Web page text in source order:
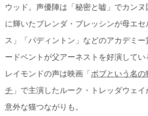
ウッド。声優陣は「秘密と嘘」でカン
に輝いたブレンダ・ブレッシンが母エセ
ス」「パディントン」などのアカデミー
ードベントが父アーネストを好演してい
レイモンドの声は映画「 ボブという名の
チ 」で主演したルーク・トレッダウェイ
意外な猫つながりも。